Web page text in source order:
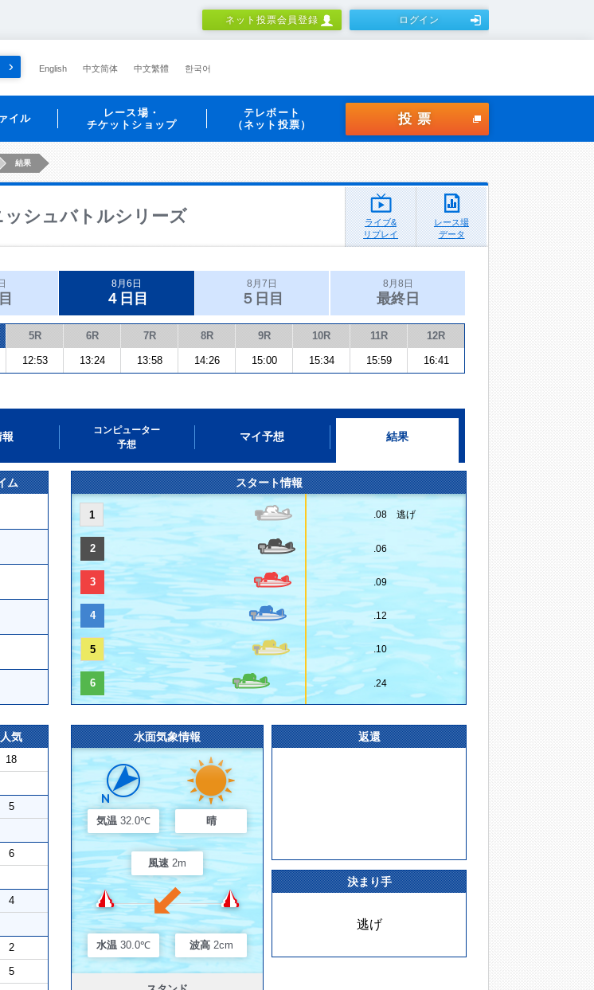
ネット投票会員登録 ログイン
English 中文简体 中文繁體 한국어
イル
レース場・
チケットショップ
テレボート
（ネット投票）
投票
結果
シュバトルシリーズ
ライブ&
リプレイ
レース場
データ
8月6日
４日目
8月7日
５日目
8月8日
最終日
5R 6R 7R 8R 9R 10R 11R 12R
12:53 13:24 13:58 14:26 15:00 15:34 15:59 16:41
コンピューター
予想
マイ予想 結果
ム スタート情報
1 .08 逃げ
2 .06
3 .09
4 .12
5 .10
6 .24
人気
18
5
6
4
2
5
水面気象情報
気温 32.0℃ 晴
風速 2m
水温 30.0℃ 波高 2cm
返還
決まり手
逃げ